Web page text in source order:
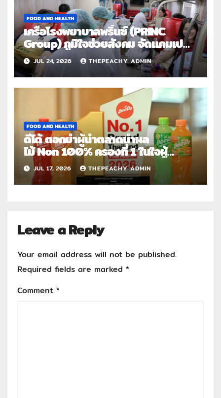
FOOD AND HEALTH
เครือโรงพยาบาลพริ้นซ์ (PRINC
Group) ภูมิใจช่วยสังคม จัดแคมเปญ
ใหญ่ระดับประเทศ “PRINC ผสาน : สาน
ต่อการให้ไม่สิ้นสุด”
JUL 24, 2026 THEPEACHY ADMIN
FOOD AND HEALTH
ดีโด้ ตอกย้ำผู้นำตลาดน้ำผล
ไม้ Non 100% ครองที่ 1 ในใจผู้
บริโภค 8 ปีซ้อน คว้า
รางวัล Marketeer No.1 Brand
Thailand 2025-2026
JUL 17, 2026 THEPEACHY ADMIN
Leave a Reply
Your email address will not be published.
Required fields are marked *
Comment *